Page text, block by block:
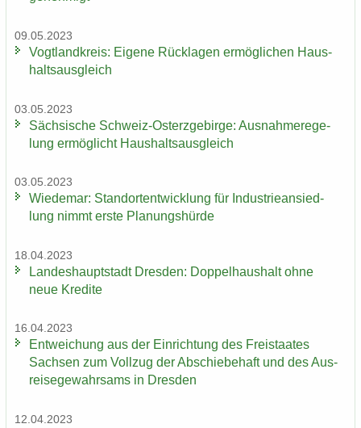
09.05.2023
Vogt­land­kreis: Ei­ge­ne Rück­la­gen er­mög­li­chen Haus­
halts­aus­gleich
03.05.2023
Säch­si­sche Schweiz-​Osterzgebirge: Aus­nah­me­re­ge­
lung er­mög­licht Haus­halts­aus­gleich
03.05.2023
Wie­de­mar: Stand­ort­ent­wick­lung für In­dus­trie­an­sied­
lung nimmt erste Pla­nungs­hür­de
18.04.2023
Lan­des­haupt­stadt Dres­den: Dop­pel­haus­halt ohne
neue Kre­di­te
16.04.2023
Ent­wei­chung aus der Ein­rich­tung des Frei­staa­tes
Sach­sen zum Voll­zug der Ab­schie­be­haft und des Aus­
rei­se­ge­wahr­sams in Dres­den
12.04.2023